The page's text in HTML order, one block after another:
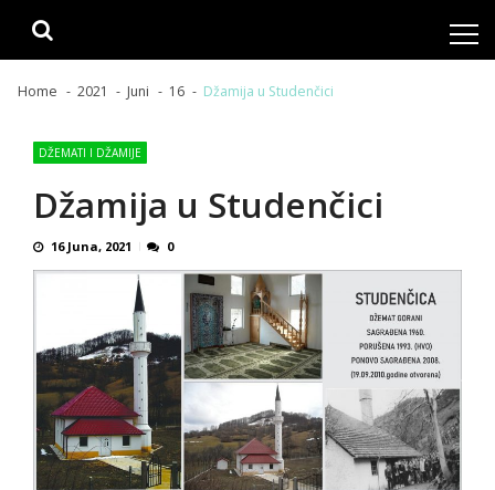
Home 2021 Juni 16 Džamija u Studenčici
DŽEMATI I DŽAMIJE
Džamija u Studenčici
16 Juna, 2021 0